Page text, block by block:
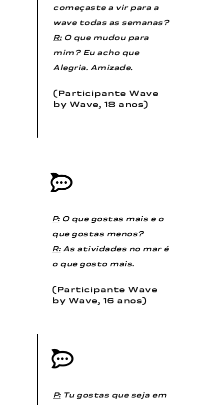
começaste a vir para a
wave todas as semanas?
R:O que mudou para
mim? Eu acho que…
Alegria. Amizade.
(Participante Wave
by Wave, 18 anos)
P:O que gostas mais e o
que gostas menos?
R:As atividades no mar é
o que gosto mais.
(Participante Wave
by Wave, 16 anos)
P:Tu gostas que seja em